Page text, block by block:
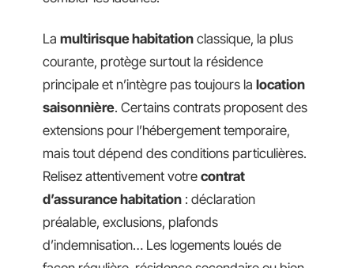
La multirisque habitation classique, la plus
courante, protège surtout la résidence
principale et n’intègre pas toujours la location
saisonnière. Certains contrats proposent des
extensions pour l’hébergement temporaire,
mais tout dépend des conditions particulières.
Relisez attentivement votre contrat
d’assurance habitation : déclaration
préalable, exclusions, plafonds
d’indemnisation… Les logements loués de